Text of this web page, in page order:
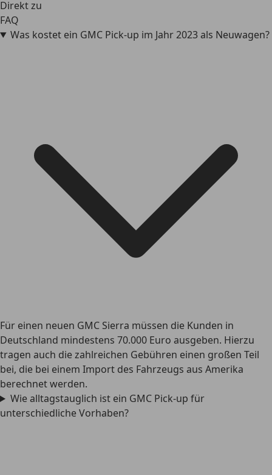
Direkt zu
FAQ
Was kostet ein GMC Pick-up im Jahr 2023 als Neuwagen?
Für einen neuen GMC Sierra müssen die Kunden in
Deutschland mindestens 70.000 Euro ausgeben. Hierzu
tragen auch die zahlreichen Gebühren einen großen Teil
bei, die bei einem Import des Fahrzeugs aus Amerika
berechnet werden.
Wie alltagstauglich ist ein GMC Pick-up für
unterschiedliche Vorhaben?